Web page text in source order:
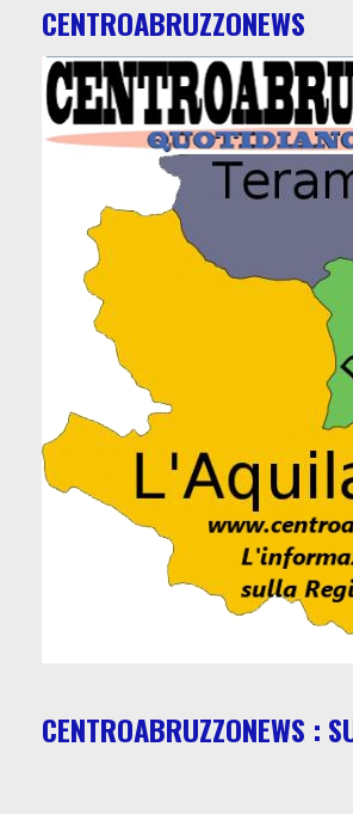
CENTROABRUZZONEWS
CENTROABRUZZONEWS :